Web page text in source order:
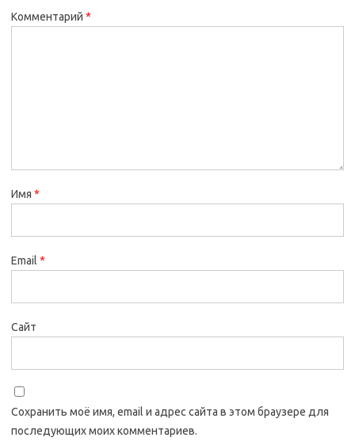
Комментарий *
Имя *
Email *
Сайт
Сохранить моё имя, email и адрес сайта в этом браузере для
последующих моих комментариев.